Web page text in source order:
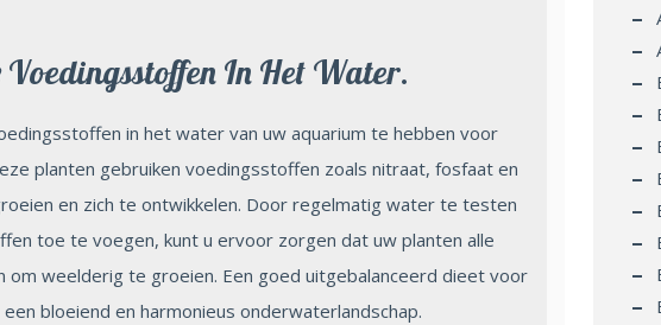
In Het Water.
in het water van uw aquarium te hebben voor
planten gebruiken voedingsstoffen zoals nitraat, fosfaat en
en zich te ontwikkelen. Door regelmatig water te testen
toe te voegen, kunt u ervoor zorgen dat uw planten alle
weelderig te groeien. Een goed uitgebalanceerd dieet voor
bloeiend en harmonieus onderwaterlandschap.